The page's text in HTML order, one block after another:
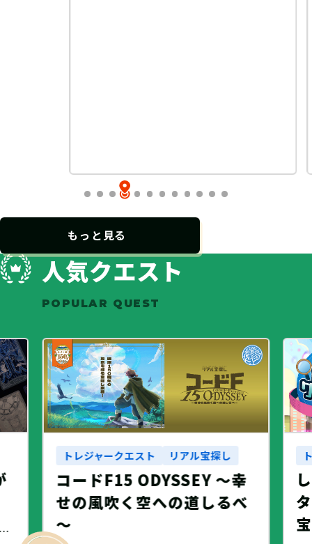
もっと見る
人気クエスト
POPULAR QUEST
・NANICA -NAGOYA-
トレジャークエスト リアル宝探し
コードF15 ODYSSEY ～幸
せの風吹く空への道しるべ
～
宝